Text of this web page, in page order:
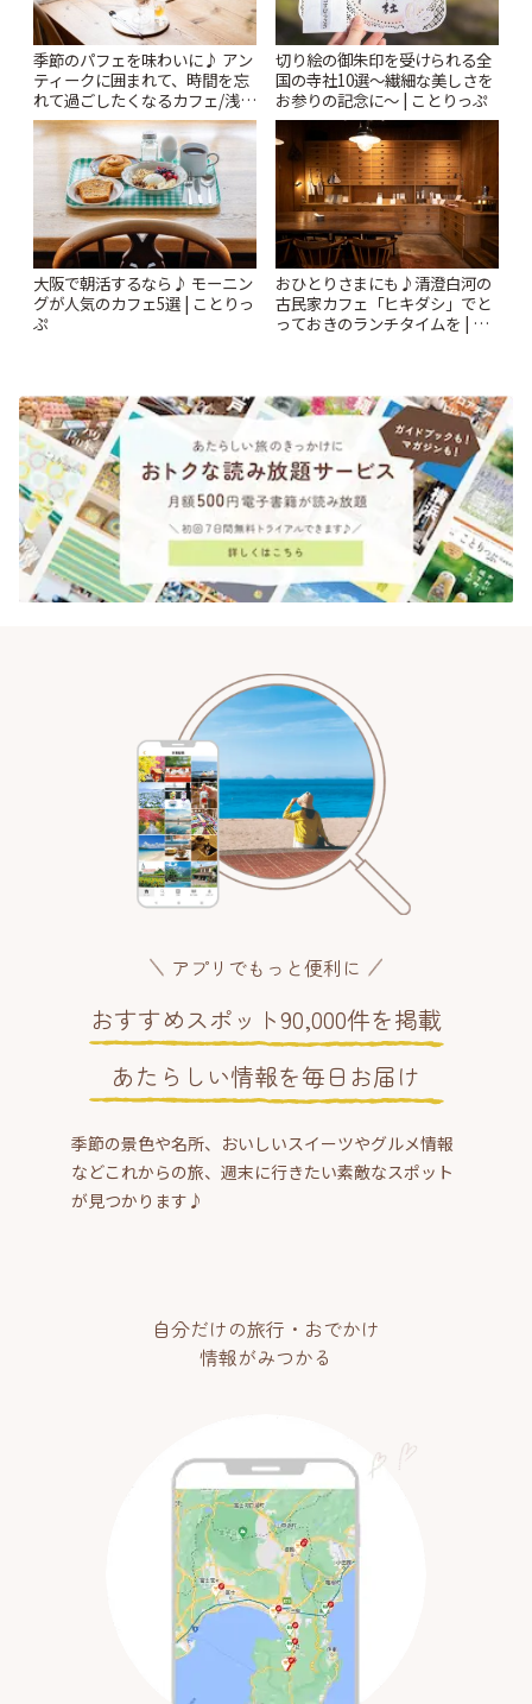
季節のパフェを味わいに♪ アン
ティークに囲まれて、時間を忘
れて過ごしたくなるカフェ/浅草
「annorum cafe」 | ことりっぷ
切り絵の御朱印を受けられる全
国の寺社10選〜繊細な美しさを
お参りの記念に〜 | ことりっぷ
大阪で朝活するなら♪ モーニン
グが人気のカフェ5選 | ことりっ
ぷ
おひとりさまにも♪清澄白河の
古民家カフェ「ヒキダシ」でと
っておきのランチタイムを | こ
アプリでもっと便利に
おすすめスポット90,000件を掲載
あたらしい情報を毎日お届け
季節の景色や名所、おいしいスイーツやグルメ情報
などこれからの旅、週末に行きたい素敵なスポット
が見つかります♪
自分だけの旅行・おでかけ
情報がみつかる